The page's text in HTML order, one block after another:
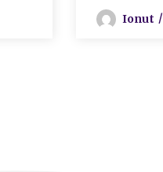
Ionut